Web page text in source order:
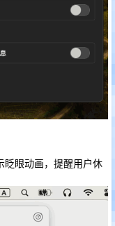
眨眼动画，提醒用户休